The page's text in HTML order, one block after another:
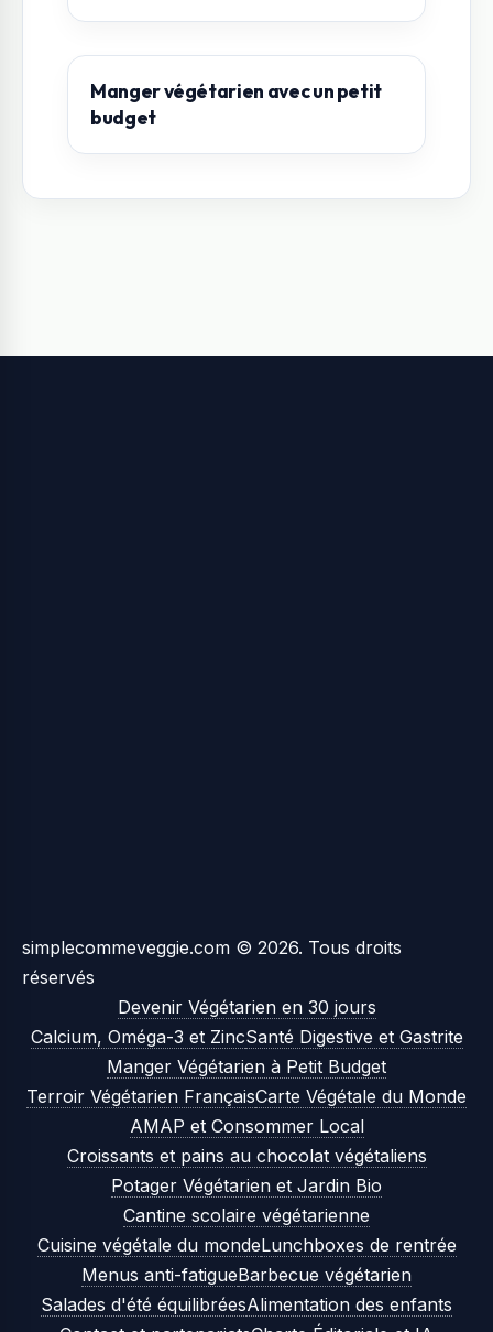
Manger végétarien avec un petit
budget
simplecommeveggie.com © 2026. Tous droits
réservés
Devenir Végétarien en 30 jours
Calcium, Oméga-3 et ZincSanté Digestive et Gastrite
Manger Végétarien à Petit Budget
Terroir Végétarien FrançaisCarte Végétale du Monde
AMAP et Consommer Local
Croissants et pains au chocolat végétaliens
Potager Végétarien et Jardin Bio
Cantine scolaire végétarienne
Cuisine végétale du mondeLunchboxes de rentrée
Menus anti-fatigueBarbecue végétarien
Salades d'été équilibréesAlimentation des enfants